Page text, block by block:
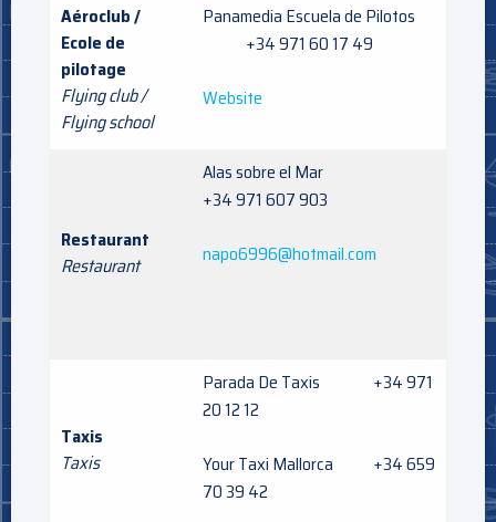
Aéroclub /
Ecole de
pilotage
Flying club /
Flying school
Panamedia Escuela de Pilotos
+34 971 60 17 49
Website
Restaurant
Restaurant
Alas sobre el Mar
+34 971 607 903
napo6996@hotmail.com
Taxis
Taxis
Parada De Taxis +34 971
20 12 12
Your Taxi Mallorca +34 659
70 39 42